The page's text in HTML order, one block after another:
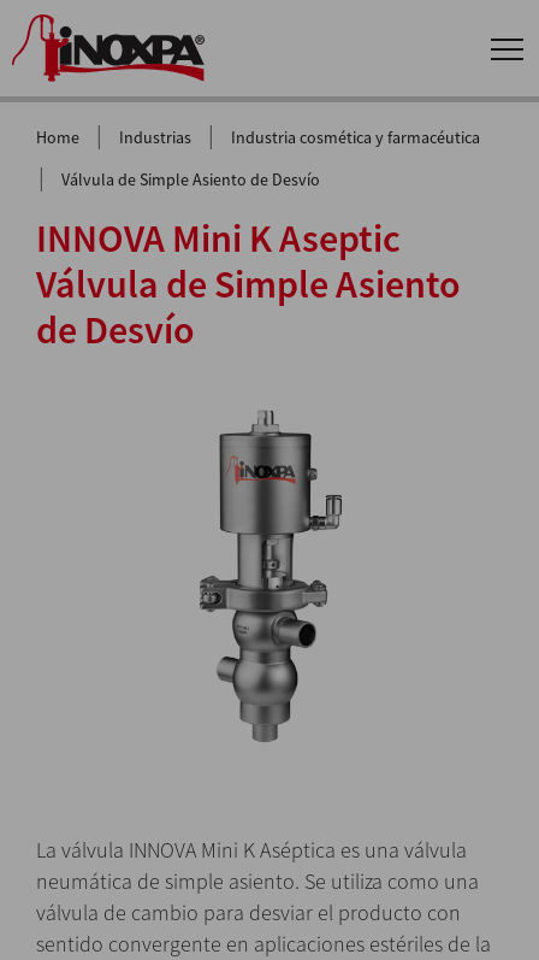
Home | Industrias | Industria cosmética y farmacéutica
| Válvula de Simple Asiento de Desvío
INNOVA Mini K Aseptic
Válvula de Simple Asiento
de Desvío
La válvula INNOVA Mini K Aséptica es una válvula
neumática de simple asiento. Se utiliza como una
válvula de cambio para desviar el producto con
sentido convergente en aplicaciones estériles de la